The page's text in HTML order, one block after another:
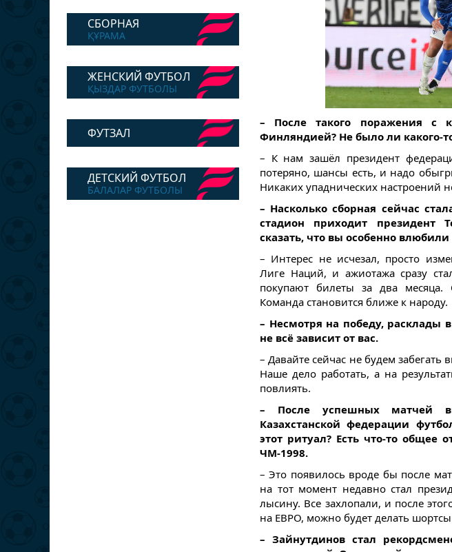
СБОРНАЯ
ҚҰРАМА
ЖЕНСКИЙ ФУТБОЛ
ҚЫЗДАР ФУТБОЛЫ
ФУТЗАЛ
ДЕТСКИЙ ФУТБОЛ
БАЛАЛАР ФУТБОЛЫ
– После такого поражения
Финляндией? Не было ли какого-
– К нам зашёл президент
потеряно, шансы есть, и надо
Никаких упаднических настроений
– Насколько сборная сейчас
стадион приходит
сказать, что вы особенно
– Интерес не исчезал, просто
Лиге Наций, и ажиотажа сразу
покупают билеты за два месяца.
Команда становится ближе к народу.
– Несмотря на победу, расклады
не всё зависит от вас.
– Давайте сейчас не будем
Наше дело работать, а на
повлиять.
– После успешных матчей
Казахстанской федерации
этот ритуал? Есть что-то общее
ЧМ-1998.
– Это появилось вроде бы после
на тот момент недавно стал
лысину. Все захлопали, и после
на ЕВРО, можно будет делать
– Зайнутдинов стал